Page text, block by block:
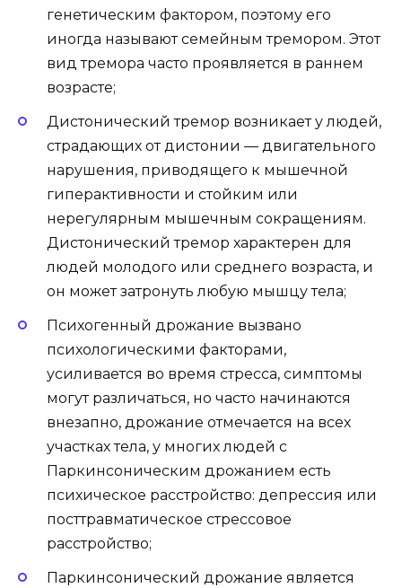
генетическим фактором, поэтому его
иногда называют семейным тремором. Этот
вид тремора часто проявляется в раннем
возрасте;
Дистонический тремор возникает у людей,
страдающих от дистонии — двигательного
нарушения, приводящего к мышечной
гиперактивности и стойким или
нерегулярным мышечным сокращениям.
Дистонический тремор характерен для
людей молодого или среднего возраста, и
он может затронуть любую мышцу тела;
Психогенный дрожание вызвано
психологическими факторами,
усиливается во время стресса, симптомы
могут различаться, но часто начинаются
внезапно, дрожание отмечается на всех
участках тела, у многих людей с
Паркинсоническим дрожанием есть
психическое расстройство: депрессия или
посттравматическое стрессовое
расстройство;
Паркинсонический дрожание является